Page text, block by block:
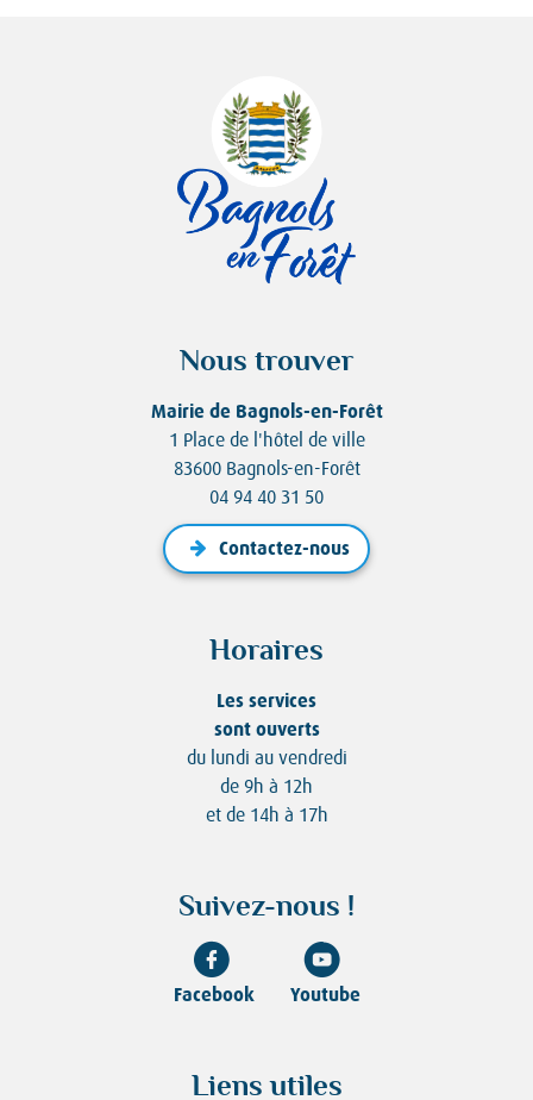
Nous trouver
Mairie de Bagnols-en-Forêt
1 Place de l'hôtel de ville
83600 Bagnols-en-Forêt
04 94 40 31 50
Contactez-nous
Horaires
Les services
sont ouverts
du lundi au vendredi
de 9h à 12h
et de 14h à 17h
Suivez-nous !
Facebook Youtube
Liens utiles